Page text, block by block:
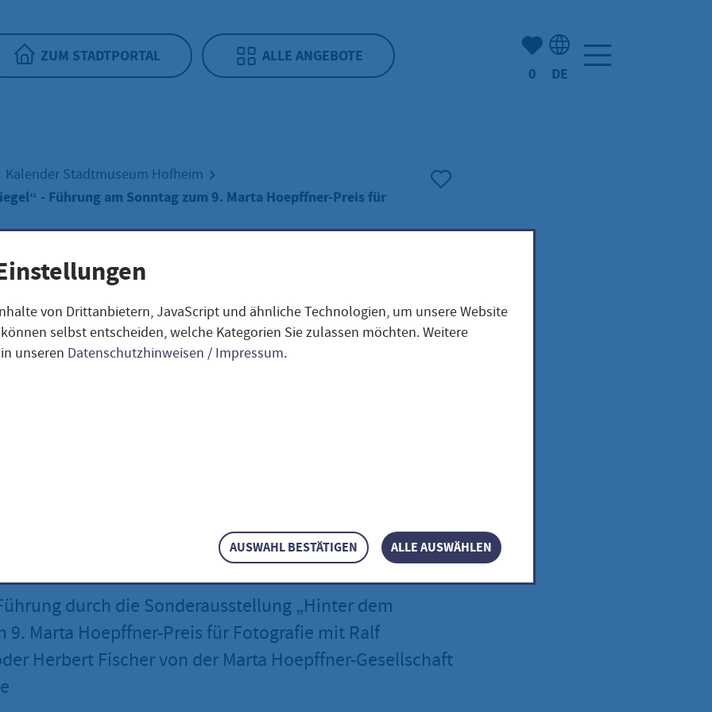
ZUM STADTPORTAL ALLE ANGEBOTE
Anzahl der gemerkten
0 DE
Kalender Stadtmuseum Hofheim
- Führung am Sonntag zum 9. Marta Hoepffner-Preis für
dem Spiegel“ -
am Sonntag zum
Hoepffner-Preis
durch die Sonderausstellung „Hinter dem
9. Marta Hoepffner-Preis für Fotografie mit Ralf
Herbert Fischer von der Marta Hoepffner-Gesellschaft
von Drittanbietern, JavaScript und ähnliche Technologien, um unsere Website
selbst entscheiden, welche Kategorien Sie zulassen möchten. Weitere
unseren Datenschutzhinweisen / Impressum.
AUSWAHL BESTÄTIGEN ALLE AUSWÄHLEN